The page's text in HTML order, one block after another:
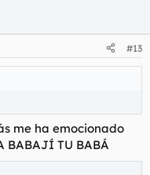
#13
me ha emocionado
BABAJÍ TU BABÁ